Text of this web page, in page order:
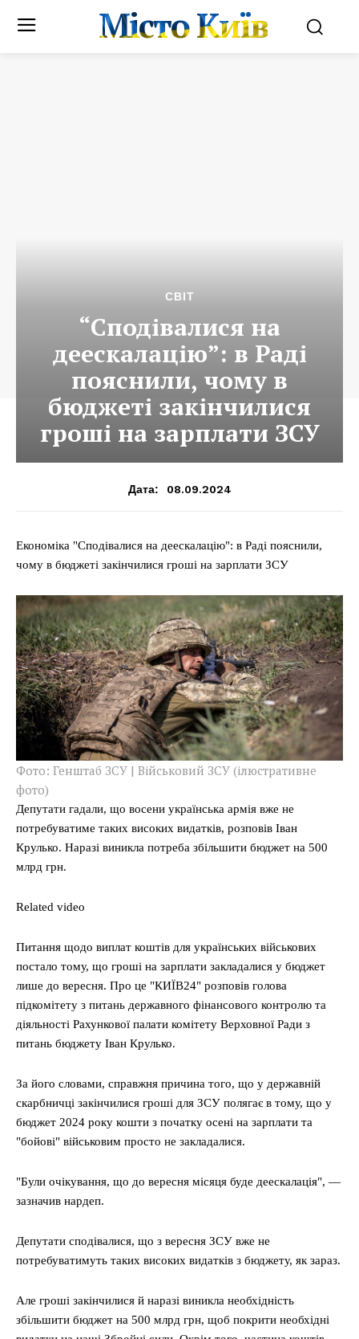
Місто Київ
СВІТ
“Сподівалися на
деескалацію”: в Раді
пояснили, чому в
бюджеті закінчилися
гроші на зарплати ЗСУ
Дата: 08.09.2024
Економіка "Сподівалися на деескалацію": в Раді пояснили,
чому в бюджеті закінчилися гроші на зарплати ЗСУ
Фото: Генштаб ЗСУ | Військовий ЗСУ (ілюстративне
фото)
Депутати гадали, що восени українська армія вже не
потребуватиме таких високих видатків, розповів Іван
Крулько. Наразі виникла потреба збільшити бюджет на 500
млрд грн.
Related video
Питання щодо виплат коштів для українських військових
постало тому, що гроші на зарплати закладалися у бюджет
лише до вересня. Про це "КИЇВ24" розповів голова
підкомітету з питань державного фінансового контролю та
діяльності Рахункової палати комітету Верховної Ради з
питань бюджету Іван Крулько.
За його словами, справжня причина того, що у державній
скарбничці закінчилися гроші для ЗСУ полягає в тому, що у
бюджет 2024 року кошти з початку осені на зарплати та
"бойові" військовим просто не закладалися.
"Були очікування, що до вересня місяця буде деескалація", —
зазначив нардеп.
Депутати сподівалися, що з вересня ЗСУ вже не
потребуватимуть таких високих видатків з бюджету, як зараз.
Але гроші закінчилися й наразі виникла необхідність
збільшити бюджет на 500 млрд грн, щоб покрити необхідні